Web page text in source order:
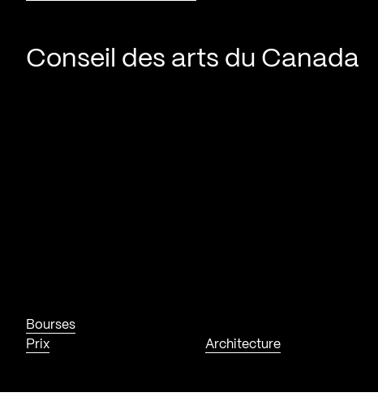
Conseil des arts du Canada
Bourses
Prix
Architecture